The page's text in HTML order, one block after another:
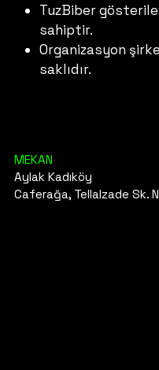
TuzBiber
sahiptir.
Organizasyon
saklıdır.
MEKAN
Aylak Kadıköy
Caferağa, Tellalzade Sk.